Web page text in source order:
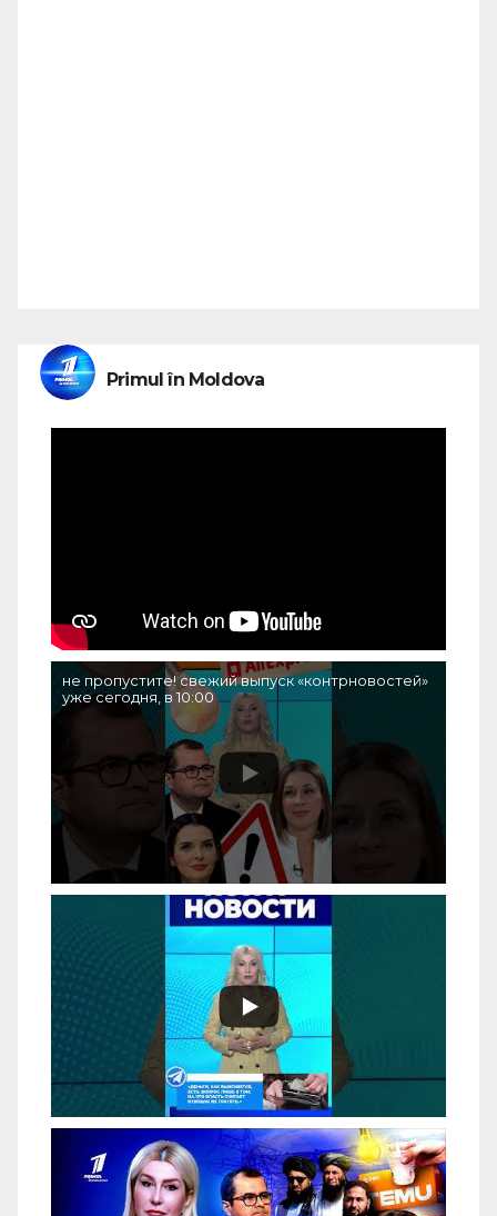
Primul în Moldova
не пропустите! свежий выпуск «контрновостей»
уже сегодня, в 10:00